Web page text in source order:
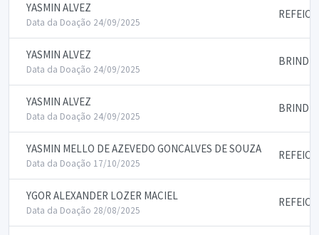
YASMIN ALVEZ
Data da Doação 24/09/2025
YASMIN ALVEZ
Data da Doação 24/09/2025
YASMIN ALVEZ
Data da Doação 24/09/2025
YASMIN MELLO DE AZEVEDO GONCALVES DE SOUZA
Data da Doação 17/10/2025
YGOR ALEXANDER LOZER MACIEL
Data da Doação 28/08/2025